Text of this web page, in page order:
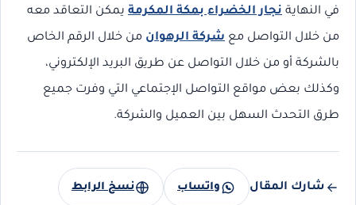
في النهاية نجار الخضراء بمكة المكرمة يمكن التعاقد معه
من خلال التواصل مع شركة الرهوان من خلال الرقم الخاص
بالشركة أو من خلال التواصل عن طريق البريد الإلكتروني،
وكذلك بعض مواقع التواصل الإجتماعي التي وفرت جميع
طرق التحدث السهل بين العميل والشركة.
شارك المقال واتساب نسخ الرابط